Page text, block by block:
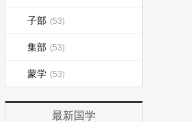
子部 (53)
集部 (53)
蒙学 (53)
最新国学